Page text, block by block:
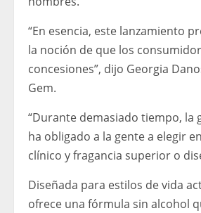
“En esencia, este lanzamiento
la noción de que los
concesiones”, dijo Georgia
Gem.
“Durante demasiado tiempo, la
ha obligado a la gente a elegir
clínico y fragancia superior o
Diseñada para estilos de vida
ofrece una fórmula sin alcohol